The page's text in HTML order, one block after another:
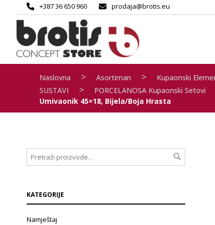
+387 36 650 960 prodaja@brotis.eu
Naslovna > Asortiman > Kupaonski
SUSTAVI
> PORCELANOSA Kupaonski Setovi
Umivaonik 45×18, Bijela/boja Hrasta
KATEGORIJE
Namještaj